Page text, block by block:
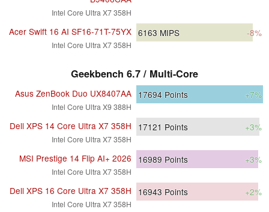
Intel Core Ultra X7 358H
Acer Swift 16 AI SF16-71T-75YX
Intel Core Ultra X7 358H
6163 MIPS -8%
Geekbench 6.7 / Multi-Core
Asus ZenBook Duo UX8407AA
Intel Core Ultra X9 388H
17694 Points +7%
Dell XPS 14 Core Ultra X7 358H
Intel Core Ultra X7 358H
17121 Points +3%
MSI Prestige 14 Flip AI+ 2026
Intel Core Ultra X7 358H
16989 Points +3%
Dell XPS 16 Core Ultra X7 358H
Intel Core Ultra X7 358H
16943 Points +2%